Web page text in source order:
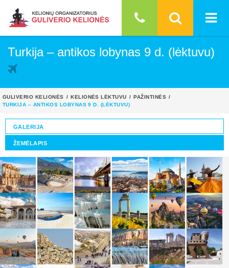
Turkija – antikos lobynas 9 d. (lėktuvu)
GULIVERIO KELIONĖS KELIONĖS LĖKTUVU
PAŽINTINĖS
TURKIJA – ANTIKOS LOBYNAS 9 D. (LĖKTUVU)
GALERIJA
ŽEMĖLAPIS